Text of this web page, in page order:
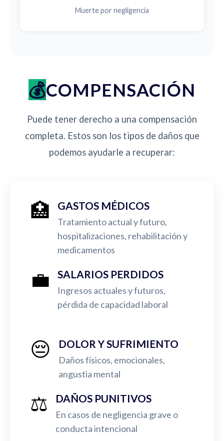
Muerte por negligencia
COMPENSACIÓN
Puede tener derecho a una compensación
completa. Estos son los tipos de daños que
podemos ayudarle a recuperar:
🏥 GASTOS MÉDICOS
Tratamiento actual y futuro,
hospitalizaciones, rehabilitación y
medicamentos
💼 SALARIOS PERDIDOS
Ingresos actuales y futuros,
pérdida de capacidad laboral
😔 DOLOR Y SUFRIMIENTO
Daños físicos, emocionales,
angustia mental
⚖️ DAÑOS PUNITIVOS
En casos de negligencia grave o
conducta intencional